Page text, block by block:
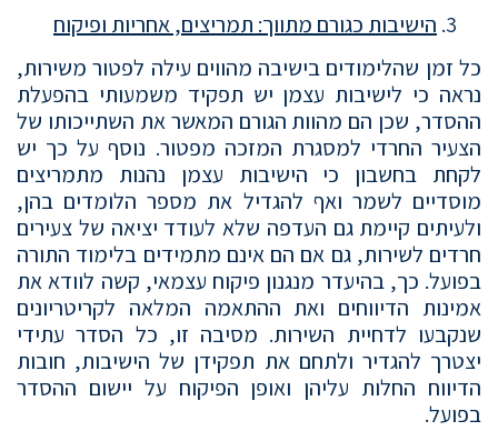
הישיבות כגורם מתווך: תמריצים, אחריות ופיקוח
כל זמן שהלימודים בישיבה מהווים עילה לפטור משירות,
נראה כי לישיבות עצמן יש תפקיד משמעותי בהפעלת
ההסדר, שכן הם מהוות הגורם המאשר את השתייכותו של
הצעיר החרדי למסגרת המזכה מפטור. נוסף על כך יש
לקחת בחשבון כי הישיבות עצמן נהנות מתמריצים
מוסדיים לשמר ואף להגדיל את מספר הלומדים בהן,
ולעיתים קיימת גם העדפה שלא לעודד יציאה של צעירים
חרדים לשירות, גם אם הם אינם מתמידים בלימוד התורה
בפועל. כך, בהיעדר מנגנון פיקוח עצמאי, קשה לוודא את
אמינות הדיווחים ואת ההתאמה המלאה לקריטריונים
שנקבעו לדחיית השירות. מסיבה זו, כל הסדר עתידי
יצטרך להגדיר ולתחם את תפקידן של הישיבות, חובות
הדיווח החלות עליהן ואופן הפיקוח על יישום ההסדר
בפועל.